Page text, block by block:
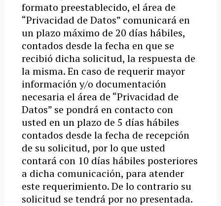
formato preestablecido, el área de
“Privacidad de Datos” comunicará en
un plazo máximo de 20 días hábiles,
contados desde la fecha en que se
recibió dicha solicitud, la respuesta de
la misma. En caso de requerir mayor
información y/o documentación
necesaria el área de “Privacidad de
Datos” se pondrá en contacto con
usted en un plazo de 5 días hábiles
contados desde la fecha de recepción
de su solicitud, por lo que usted
contará con 10 días hábiles posteriores
a dicha comunicación, para atender
este requerimiento. De lo contrario su
solicitud se tendrá por no presentada.